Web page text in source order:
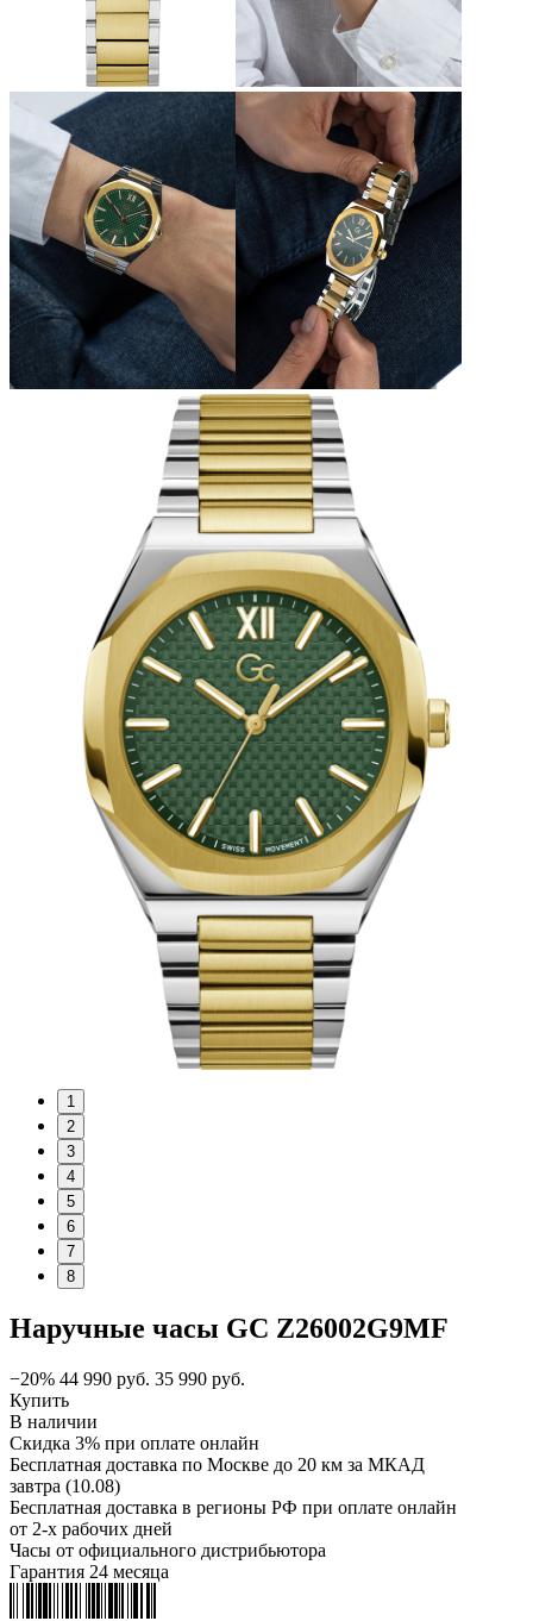
1
2
3
4
5
6
7
8
Наручные часы GC Z26002G9MF
−20% 44 990 руб. 35 990 руб.
Купить
В наличии
Скидка 3% при оплате онлайн
Бесплатная доставка по Москве до 20 км за МКАД
завтра (10.08)
Бесплатная доставка в регионы РФ при оплате онлайн
от 2-х рабочих дней
Часы от официального дистрибьютора
Гарантия 24 месяца